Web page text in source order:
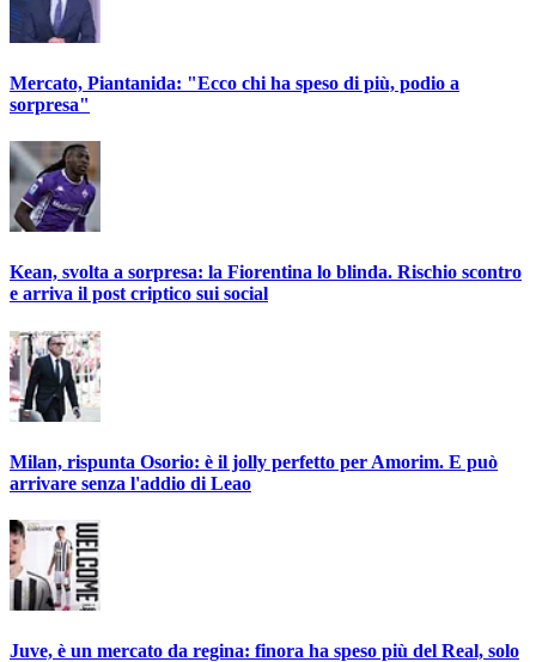
Mercato, Piantanida: "Ecco chi ha speso di più, podio a
sorpresa"
Kean, svolta a sorpresa: la Fiorentina lo blinda. Rischio scontro
e arriva il post criptico sui social
Milan, rispunta Osorio: è il jolly perfetto per Amorim. E può
arrivare senza l'addio di Leao
Juve, è un mercato da regina: finora ha speso più del Real, solo